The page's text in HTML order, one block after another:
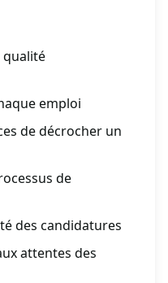
qualité
emploi
de décrocher un
de
des candidatures
attentes des